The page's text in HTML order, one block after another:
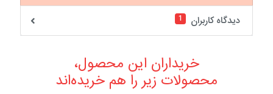
دیدگاه کاربران
1
خریداران این محصول،
محصولات زیر را هم خریده‌اند